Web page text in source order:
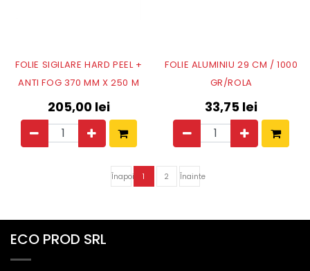
FOLIE SIGILARE HARD PEEL +
ANTI FOG 370 MM X 250 M
205,00lei
FOLIE ALUMINIU 29 CM / 1000
GR/ROLA
33,75 lei
Înapoi 1 2 Înainte
ECO PROD SRL